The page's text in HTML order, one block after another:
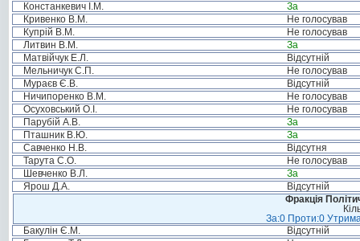
Констанкевич І.М.
За
Кривенко В.М.
Не голосував
Купрій В.М.
Не голосував
Литвин В.М.
За
Матвійчук Е.Л.
Відсутній
Мельничук С.П.
Не голосував
Мураєв Є.В.
Відсутній
Ничипоренко В.М.
Не голосував
Осуховський О.І.
Не голосував
Парубій А.В.
За
Пташник В.Ю.
За
Савченко Н.В.
Відсутня
Тарута С.О.
Не голосував
Шевченко В.Л.
За
Ярош Д.А.
Відсутній
Фракція
За:0 Проти:0
Бакулін Є.М.
Відсутній